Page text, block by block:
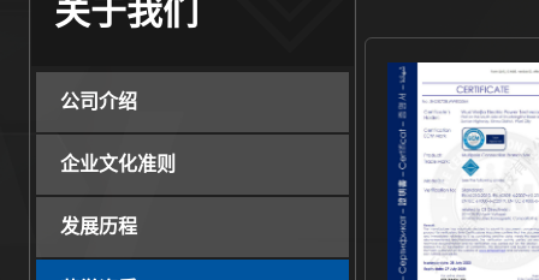
关于我们
公司介绍
企业文化准则
发展历程